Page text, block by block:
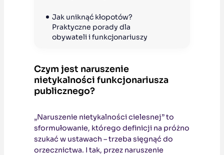
Jak uniknąć kłopotów?
Praktyczne porady dla
obywateli i funkcjonariuszy
Czym jest naruszenie
nietykalności funkcjonariusza
publicznego?
„Naruszenie nietykalności cielesnej” to
sformułowanie, którego definicji na próżno
szukać w ustawach – trzeba sięgnąć do
orzecznictwa. I tak, przez naruszenie